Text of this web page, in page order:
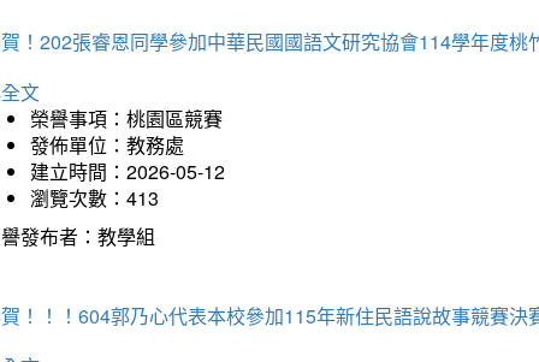
！202張睿恩同學參加中華民國國語文研究協會114學年度
文
榮譽事項：桃園區競賽
發佈單位：教務處
建立時間：2026-05-12
瀏覽次數：413
發布者：教學組
！！！604郭乃心代表本校參加115年新住民語說故事競賽決